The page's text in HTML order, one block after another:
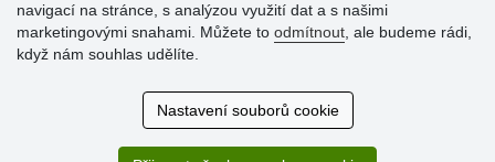
Hodnocení
zákazníků
Super obchod, kvalitní zboží za slušné ceny. Vřele
navigací na stránce, s analýzou využití dat a s našimi
marketingovými snahami. Můžete to odmítnout , ale budeme rádi,
když nám souhlas udělíte.
Nastavení souborů cookie